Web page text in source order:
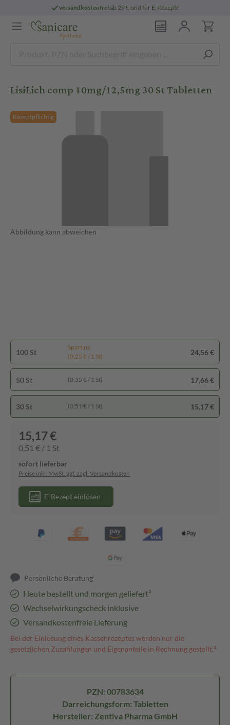
versandkostenfreiab 29 € und für E-Rezepte
LisiLich comp 10mg/12,5mg 30 St Tabletten
Rezeptpflichtig
Abbildung kann abweichen
100 St
Spartipp
(0,25 € / 1 St)
24,56 €
50 St (0,35 € / 1 St) 17,66 €
30 St (0,51 € / 1 St) 15,17 €
15,17 €
0,51 € / 1 St
sofort lieferbar
Preise inkl. MwSt. ggf. zzgl. Versandkosten
E-Rezept einlösen
Persönliche Beratung
Heute bestellt und morgen geliefert³
Wechselwirkungscheck inklusive
Versandkostenfreie Lieferung
Bei der Einlösung eines Kassenrezeptes werden nur die
gesetzlichen Zuzahlungen und Eigenanteile in Rechnung gestellt.⁴
PZN: 00783634
Darreichungsform: Tabletten
Hersteller: Zentiva Pharma GmbH